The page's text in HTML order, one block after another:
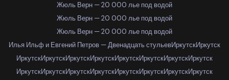
Жюль Верн — 20 000 лье под водой
Жюль Верн — 20 000 лье под водой
Жюль Верн — 20 000 лье под водой
Илья Ильф и Евгений Петров — Двенадцать стульевИркутскИркутск
ИркутскИркутскИркутскИркутскИркутскИркутскИркутскИркутск
ИркутскИркутскИркутскИркутскИркутскИркутскИркутскИркутск